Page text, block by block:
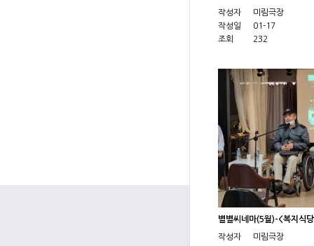
작성자
미림극장
작성일
01-17
조회
232
별별씨네마(5월)-<복지식
작성자 미림극장